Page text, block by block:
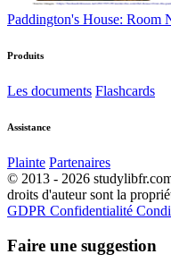
Paddington's House: Room
Produits
Les documents Flashcards
Assistance
Plainte Partenaires
© 2013 - 2026 studylibfr.com
droits d'auteur sont la
GDPR Confidentialité
Faire une suggestion